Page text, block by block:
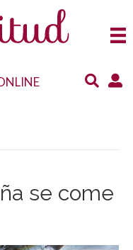
se come